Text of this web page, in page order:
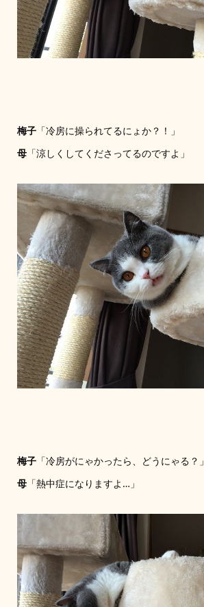
梅子「冷房に操られてるにょか？！」
母「涼しくしてくださってるのですよ」
梅子「冷房がにゃかったら、どうにゃる？」
母「熱中症になりますよ…」